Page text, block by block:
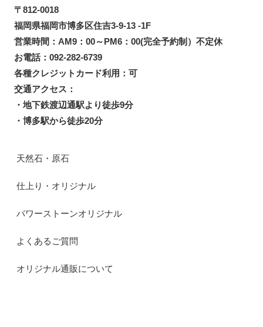
〒812-0018
福岡県福岡市博多区住吉3-9-13 -1F
営業時間：AM9：00～PM6：00(完全予約制）不定休
お電話：092-282-6739
各種クレジットカード利用：可
交通アクセス：
・地下鉄渡辺通駅より徒歩9分
・博多駅から徒歩20分
天然石・原石
仕上り・オリジナル
パワーストーンオリジナル
よくあるご質問
オリジナル通販について